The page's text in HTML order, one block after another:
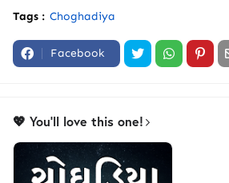
Tags : Choghadiya
Facebook
💖 You'll love this one!